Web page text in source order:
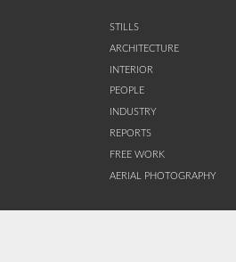
STILLS
ARCHITECTURE
INTERIOR
PEOPLE
INDUSTRY
REPORTS
FREE WORK
AERIAL PHOTOGRAPHY